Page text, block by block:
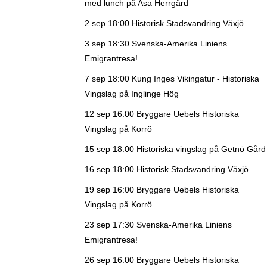
med lunch på Asa Herrgård
2 sep 18:00 Historisk Stadsvandring Växjö
3 sep 18:30 Svenska-Amerika Liniens
Emigrantresa!
7 sep 18:00 Kung Inges Vikingatur - Historiska
Vingslag på Inglinge Hög
12 sep 16:00 Bryggare Uebels Historiska
Vingslag på Korrö
15 sep 18:00 Historiska vingslag på Getnö Gård
16 sep 18:00 Historisk Stadsvandring Växjö
19 sep 16:00 Bryggare Uebels Historiska
Vingslag på Korrö
23 sep 17:30 Svenska-Amerika Liniens
Emigrantresa!
26 sep 16:00 Bryggare Uebels Historiska